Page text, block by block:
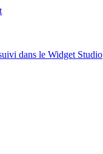
dans le Widget Studio